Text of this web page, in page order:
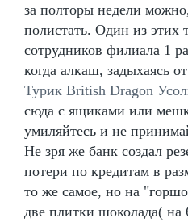
за полторы недели
полистать. Один из этих
сотрудников филиала 1
когда алкаш, задыхаясь
Турик British Dragon
сюда с ящиками или
умиляйтесь и не
Не зря же банк создал
потери по кредитам в
то же самое, но на
две плитки шоколада( на